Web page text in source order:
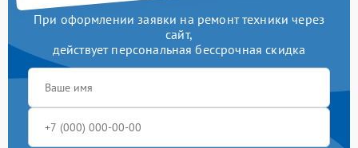
При оформлении заявки на ремонт техники через
сайт,
действует персональная бессрочная скидка